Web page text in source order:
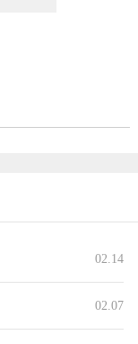
02.14
02.07